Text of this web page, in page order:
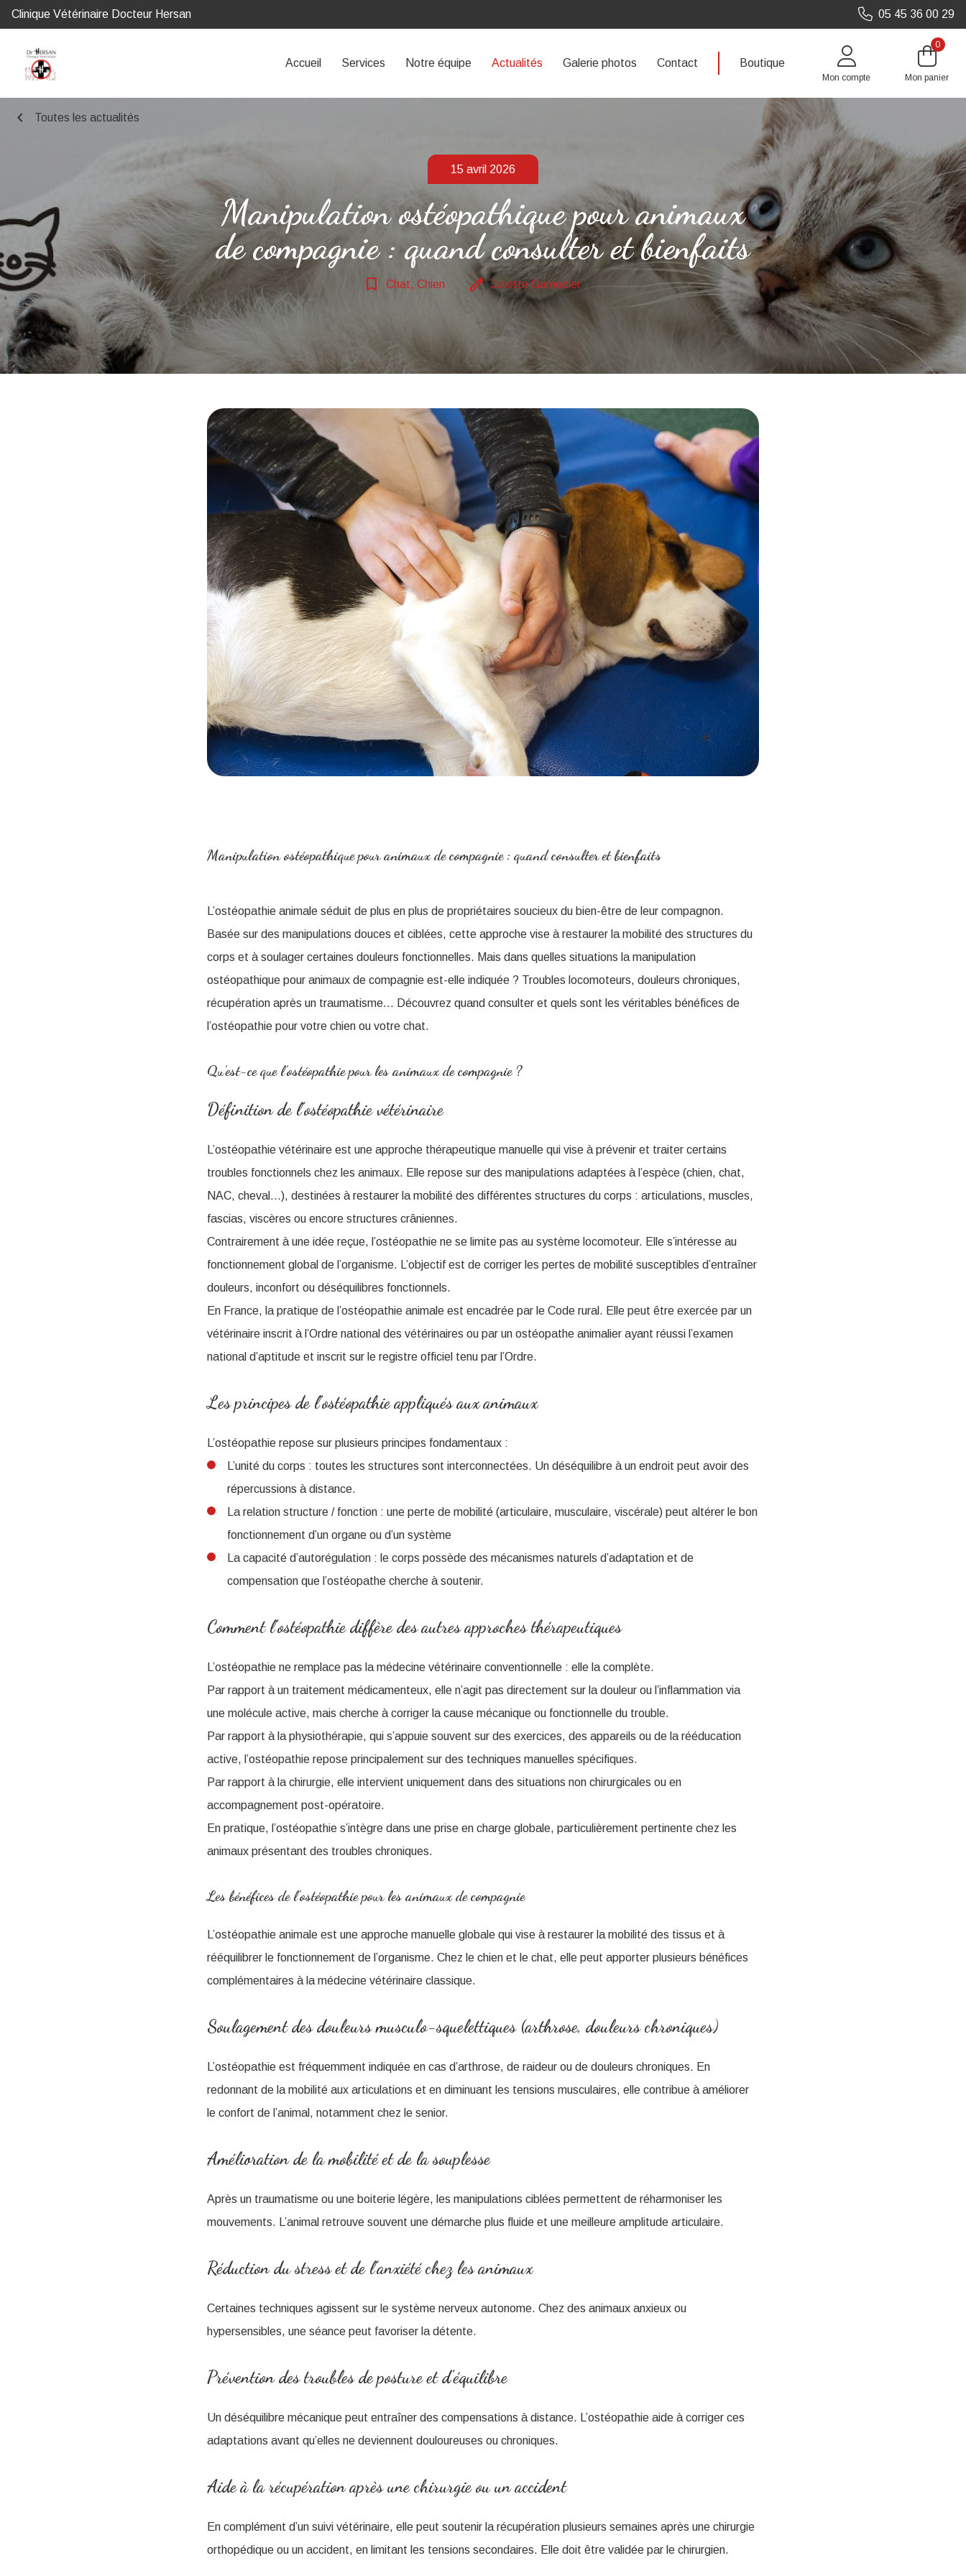
Clinique Vétérinaire Docteur Hersan 05 45 36 00 29
Accueil Services Notre équipe Actualités Galerie photos Contact Boutique
Mon compte
0
Mon panier
chevron_left Toutes les actualités
15 avril 2026
Manipulation ostéopathique pour animaux
de compagnie : quand consulter et bienfaits
bookmark_border Chat, Chien edit Juliette Garnodier
Manipulation ostéopathique pour animaux de compagnie : quand consulter et bienfaits
L’ostéopathie animale séduit de plus en plus de propriétaires soucieux du bien-être de leur compagnon.
Basée sur des manipulations douces et ciblées, cette approche vise à restaurer la mobilité des structures du
corps et à soulager certaines douleurs fonctionnelles. Mais dans quelles situations la manipulation
ostéopathique pour animaux de compagnie est-elle indiquée ? Troubles locomoteurs, douleurs chroniques,
récupération après un traumatisme… Découvrez quand consulter et quels sont les véritables bénéfices de
l’ostéopathie pour votre chien ou votre chat.
Qu’est-ce que l’ostéopathie pour les animaux de compagnie ?
Définition de l’ostéopathie vétérinaire
L’ostéopathie vétérinaire est une approche thérapeutique manuelle qui vise à prévenir et traiter certains
troubles fonctionnels chez les animaux. Elle repose sur des manipulations adaptées à l’espèce (chien, chat,
NAC, cheval…), destinées à restaurer la mobilité des différentes structures du corps : articulations, muscles,
fascias, viscères ou encore structures crâniennes.
Contrairement à une idée reçue, l’ostéopathie ne se limite pas au système locomoteur. Elle s’intéresse au
fonctionnement global de l’organisme. L’objectif est de corriger les pertes de mobilité susceptibles d’entraîner
douleurs, inconfort ou déséquilibres fonctionnels.
En France, la pratique de l’ostéopathie animale est encadrée par le Code rural. Elle peut être exercée par un
vétérinaire inscrit à l’Ordre national des vétérinaires ou par un ostéopathe animalier ayant réussi l’examen
national d’aptitude et inscrit sur le registre officiel tenu par l’Ordre.
Les principes de l’ostéopathie appliqués aux animaux
L’ostéopathie repose sur plusieurs principes fondamentaux :
L’unité du corps : toutes les structures sont interconnectées. Un déséquilibre à un endroit peut avoir des
répercussions à distance.
La relation structure / fonction : une perte de mobilité (articulaire, musculaire, viscérale) peut altérer le bon
fonctionnement d’un organe ou d’un système
La capacité d’autorégulation : le corps possède des mécanismes naturels d’adaptation et de
compensation que l’ostéopathe cherche à soutenir.
Comment l’ostéopathie diffère des autres approches thérapeutiques
L’ostéopathie ne remplace pas la médecine vétérinaire conventionnelle : elle la complète.
Par rapport à un traitement médicamenteux, elle n’agit pas directement sur la douleur ou l’inflammation via
une molécule active, mais cherche à corriger la cause mécanique ou fonctionnelle du trouble.
Par rapport à la physiothérapie, qui s’appuie souvent sur des exercices, des appareils ou de la rééducation
active, l’ostéopathie repose principalement sur des techniques manuelles spécifiques.
Par rapport à la chirurgie, elle intervient uniquement dans des situations non chirurgicales ou en
accompagnement post-opératoire.
En pratique, l’ostéopathie s’intègre dans une prise en charge globale, particulièrement pertinente chez les
animaux présentant des troubles chroniques.
Les bénéfices de l’ostéopathie pour les animaux de compagnie
L’ostéopathie animale est une approche manuelle globale qui vise à restaurer la mobilité des tissus et à
rééquilibrer le fonctionnement de l’organisme. Chez le chien et le chat, elle peut apporter plusieurs bénéfices
complémentaires à la médecine vétérinaire classique.
Soulagement des douleurs musculo-squelettiques (arthrose, douleurs chroniques)
L’ostéopathie est fréquemment indiquée en cas d’arthrose, de raideur ou de douleurs chroniques. En
redonnant de la mobilité aux articulations et en diminuant les tensions musculaires, elle contribue à améliorer
le confort de l’animal, notamment chez le senior.
Amélioration de la mobilité et de la souplesse
Après un traumatisme ou une boiterie légère, les manipulations ciblées permettent de réharmoniser les
mouvements. L’animal retrouve souvent une démarche plus fluide et une meilleure amplitude articulaire.
Réduction du stress et de l’anxiété chez les animaux
Certaines techniques agissent sur le système nerveux autonome. Chez des animaux anxieux ou
hypersensibles, une séance peut favoriser la détente.
Prévention des troubles de posture et d’équilibre
Un déséquilibre mécanique peut entraîner des compensations à distance. L’ostéopathie aide à corriger ces
adaptations avant qu’elles ne deviennent douloureuses ou chroniques.
Aide à la récupération après une chirurgie ou un accident
En complément d’un suivi vétérinaire, elle peut soutenir la récupération plusieurs semaines après une chirurgie
orthopédique ou un accident, en limitant les tensions secondaires. Elle doit être validée par le chirurgien.